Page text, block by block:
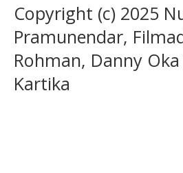
Copyright (c) 2025
Pramunendar,
Rohman, Danny
Kartika